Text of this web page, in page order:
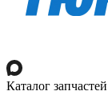
Каталог запчастей